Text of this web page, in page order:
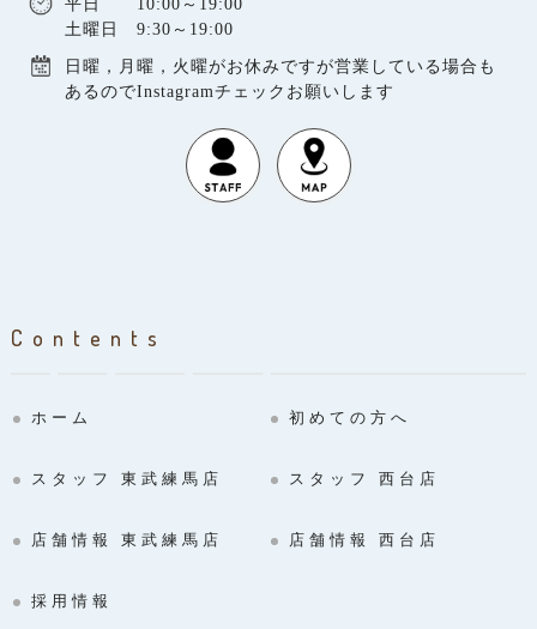
平日 10:00～19:00
土曜日 9:30～19:00
日曜，月曜，火曜がお休みですが営業している場合も
あるのでInstagramチェックお願いします
Contents
ホーム 初めての方へ
スタッフ 東武練馬店 スタッフ 西台店
店舗情報 東武練馬店 店舗情報 西台店
採用情報